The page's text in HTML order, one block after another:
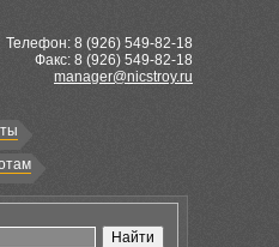
Телефон: 8 (926) 549-82-18
Факс: 8 (926) 549-82-18
manager@nicstroy.ru